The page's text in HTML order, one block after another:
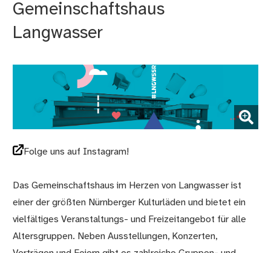
Gemeinschaftshaus
Langwasser
(Bild vergrößern)
Folge uns auf Instagram!
Das Gemeinschaftshaus im Herzen von Langwasser ist
einer der größten Nürnberger Kulturläden und bietet ein
vielfältiges Veranstaltungs- und Freizeitangebot für alle
Altersgruppen. Neben Ausstellungen, Konzerten,